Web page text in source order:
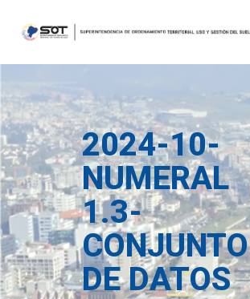
2024-10-
NUMERAL
1.3-
CONJUNTO
DE DATOS